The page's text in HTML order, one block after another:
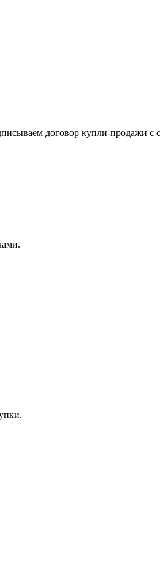
договор купли-продажи с